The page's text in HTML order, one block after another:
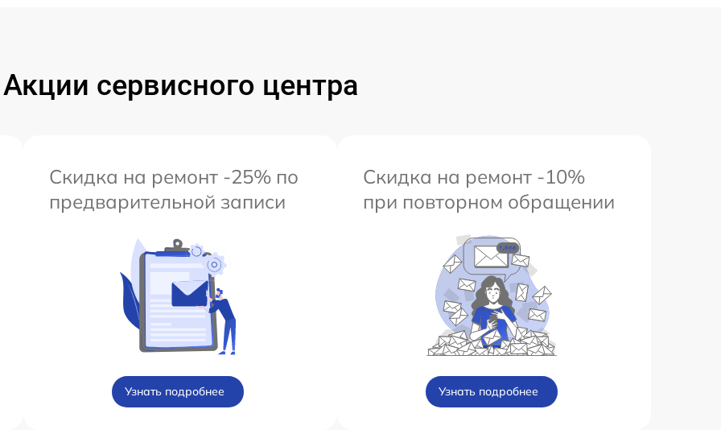
Акции сервисного центра
Скидка на ремонт -25% по
предварительной записи
Узнать подробнее
Скидка на ремонт -10%
при повторном обращении
Узнать подробнее